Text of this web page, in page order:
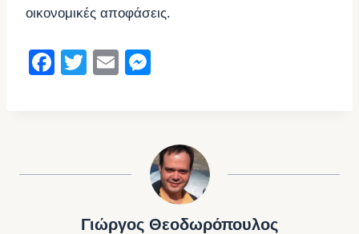
οικονομικές αποφάσεις.
F
T
E
n
g
er
Γιώργος Θεοδωρόπουλος